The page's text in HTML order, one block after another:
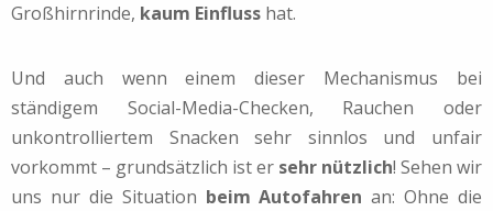
Großhirnrinde, kaum Einfluss hat.
Und auch wenn einem dieser Mechanismus bei
ständigem Social-Media-Checken, Rauchen oder
unkontrolliertem Snacken sehr sinnlos und unfair
vorkommt – grundsätzlich ist er sehr nützlich! Sehen wir
uns nur die Situation beim Autofahren an: Ohne die